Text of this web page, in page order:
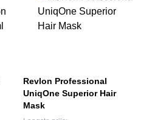
Revlon Professional
UniqOne Superior Hair
Mask